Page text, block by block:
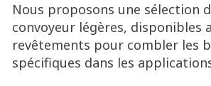
Nous proposons une sélection
convoyeur légères, disponibles
revêtements pour combler les
spécifiques dans les